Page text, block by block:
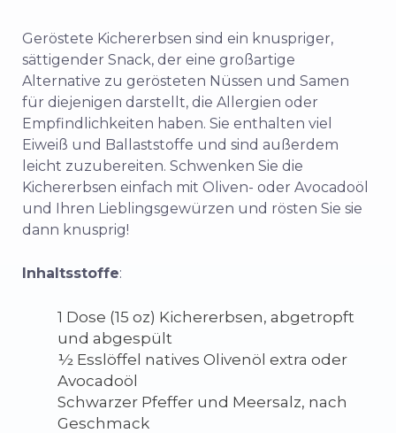
Geröstete Kichererbsen sind ein knuspriger,
sättigender Snack, der eine großartige
Alternative zu gerösteten Nüssen und Samen
für diejenigen darstellt, die Allergien oder
Empfindlichkeiten haben. Sie enthalten viel
Eiweiß und Ballaststoffe und sind außerdem
leicht zuzubereiten. Schwenken Sie die
Kichererbsen einfach mit Oliven- oder Avocadoöl
und Ihren Lieblingsgewürzen und rösten Sie sie
dann knusprig!
Inhaltsstoffe:
1 Dose (15 oz) Kichererbsen, abgetropft
und abgespült
½ Esslöffel natives Olivenöl extra oder
Avocadoöl
Schwarzer Pfeffer und Meersalz, nach
Geschmack